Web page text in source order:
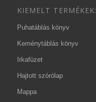
KIEMELT TERMÉKEK:
Puhatáblás könyv
Keménytáblás könyv
Irkafüzet
Hajtott szórólap
Mappa